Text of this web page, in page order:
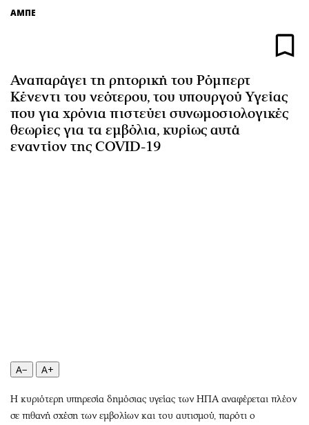
Κληρώσεις Allwyn
Real Estate
Επιχειρήσεις
Αγορές
Money Review
AstroBank Properties
Μουσική
Εικαστικά
Βιβλίο
Οικονομία
Γενικά
Αναδρομές
Πρόσωπα
Προσφορές
Προσωπικότητες στην ''Κ''
ΑΜΠΕ
Αναπαράγει τη ρητορική του Ρόμπερτ
Κένεντι του νεότερου, του υπουργού Υγείας
που για χρόνια πιστεύει συνωμοσιολογικές
θεωρίες για τα εμβόλια, κυρίως αυτά
εναντίον της COVID-19
A− A+
Η κυριότερη υπηρεσία δημόσιας υγείας των ΗΠΑ αναφέρεται πλέον
σε πιθανή σχέση των εμβολίων και του αυτισμού, παρότι ο